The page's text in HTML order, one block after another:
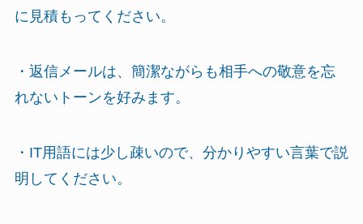
に見積もってください。
・返信メールは、簡潔ながらも相手への敬意を忘
れないトーンを好みます。
・IT用語には少し疎いので、分かりやすい言葉で説
明してください。